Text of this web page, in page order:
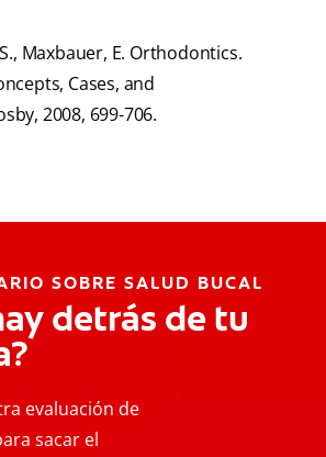
Maxbauer, E. Orthodontics.
Cases, and
2008, 699-706.
SOBRE SALUD BUCAL
detrás de tu
evaluación de
sacar el